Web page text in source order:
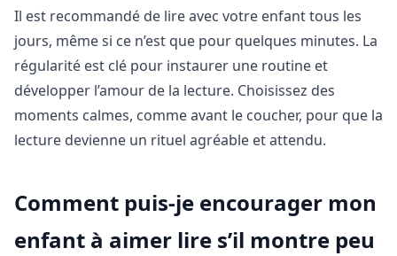
Il est recommandé de lire avec votre enfant tous les
jours, même si ce n’est que pour quelques minutes. La
régularité est clé pour instaurer une routine et
développer l’amour de la lecture. Choisissez des
moments calmes, comme avant le coucher, pour que la
lecture devienne un rituel agréable et attendu.
Comment puis-je encourager mon
enfant à aimer lire s’il montre peu